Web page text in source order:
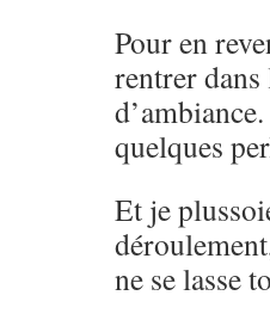
Pour en
rentrer dans
quelques
Et je
ne se lasse